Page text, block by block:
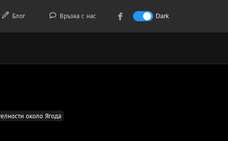
Блог Връзка с нас Dark
около Ягода